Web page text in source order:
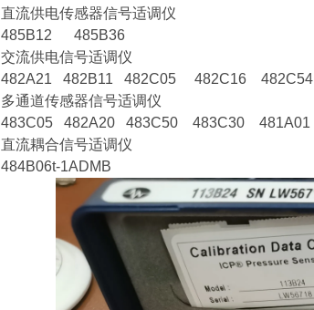
直流供电传感器信号适调仪
485B12 485B36
交流供电信号适调仪
482A21 482B11 482C05 482C16 482C54
多通道传感器信号适调仪
483C05 482A20 483C50 483C30
直流耦合信号适调仪
484B06t-1ADMB